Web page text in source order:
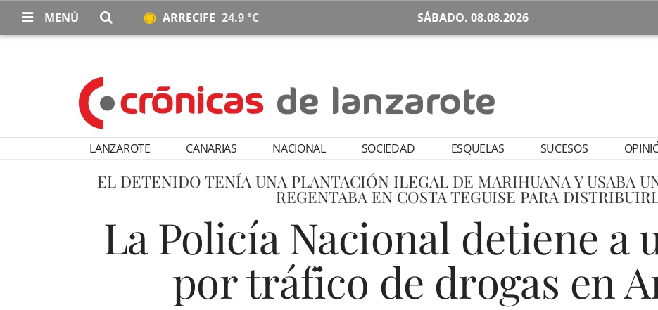
MENÚ ARRECIFE 24.9 °C SÁBADO. 08.08.2026
LANZAROTE CANARIAS NACIONAL SOCIEDAD ESQUELAS SUCESOS
EL DETENIDO TENÍA UNA PLANTACIÓN ILEGAL DE MARIHUANA Y USABA
REGENTABA EN COSTA TEGUISE PARA
La Policía Nacional detiene a
por tráfico de drogas en